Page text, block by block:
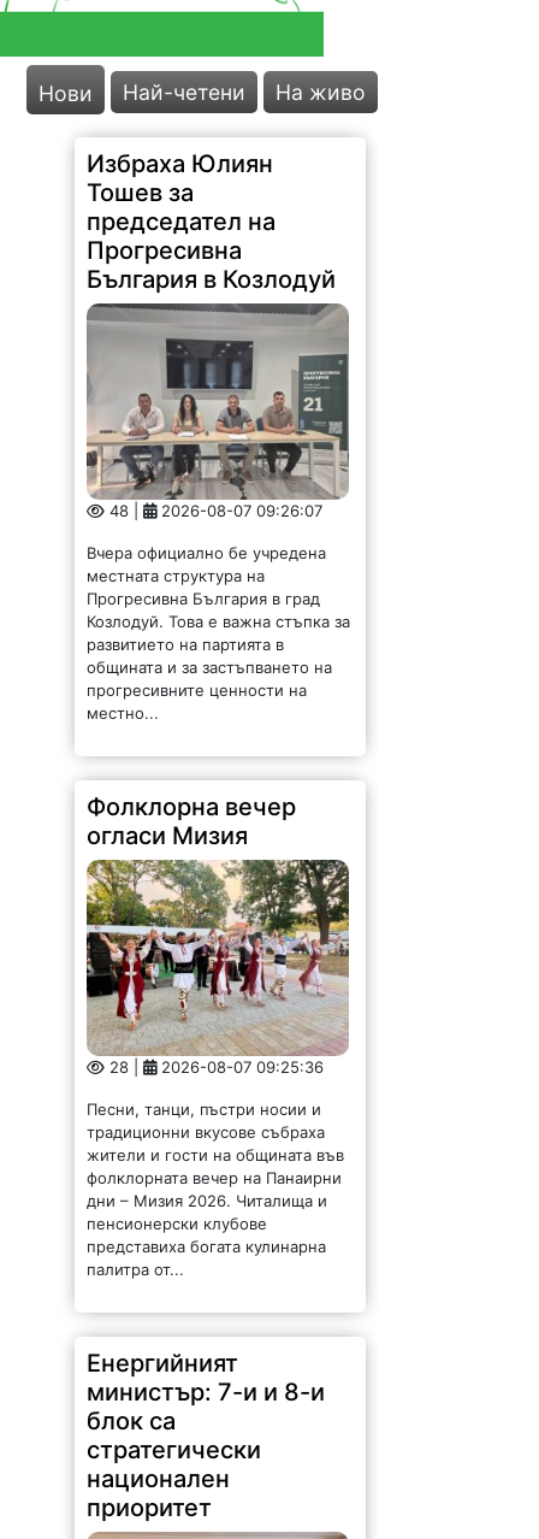
Нови Най-четени На живо
Избраха Юлиян
Тошев за
председател на
Прогресивна
България в Козлодуй
48 | 2026-08-07 09:26:07
Вчера официално бе учредена
местната структура на
Прогресивна България в град
Козлодуй. Това е важна стъпка за
развитието на партията в
общината и за застъпването на
прогресивните ценности на
местно...
Фолклорна вечер
огласи Мизия
28 | 2026-08-07 09:25:36
Песни, танци, пъстри носии и
традиционни вкусове събраха
жители и гости на общината във
фолклорната вечер на Панаирни
дни – Мизия 2026. Читалища и
пенсионерски клубове
представиха богата кулинарна
палитра от...
Енергийният
министър: 7-и и 8-и
блок са
стратегически
национален
приоритет